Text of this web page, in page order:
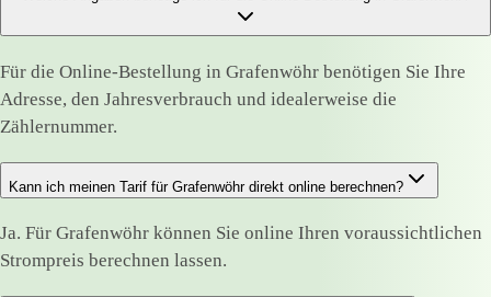
Für die Online-Bestellung in Grafenwöhr benötigen Sie Ihre
Adresse, den Jahresverbrauch und idealerweise die
Zählernummer.
Kann ich meinen Tarif für Grafenwöhr direkt online berechnen?
Ja. Für Grafenwöhr können Sie online Ihren voraussichtlichen
Strompreis berechnen lassen.